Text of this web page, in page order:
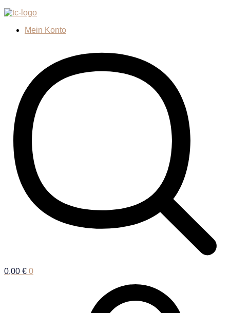
Mein Konto
0,00 € 0